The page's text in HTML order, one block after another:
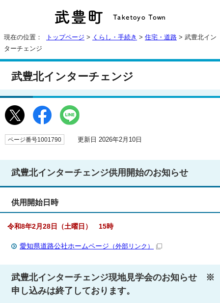
現在の位置： トップページ > くらし・手続き > 住宅・道路 > 武豊北イン
ターチェンジ
武豊北インターチェンジ
ページ番号1001790 更新日 2026年2月10日
武豊北インターチェンジ供用開始のお知らせ
供用開始日時
令和8年2月28日（土曜日） 15時
愛知県道路公社ホームページ （外部リンク）
武豊北インターチェンジ現地見学会のお知らせ ※
申し込みは終了しております。